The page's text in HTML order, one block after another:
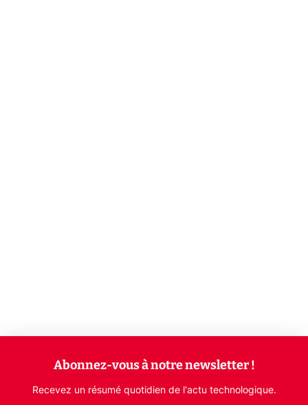
Abonnez-vous à notre newsletter !
Recevez un résumé quotidien de l'actu technologique.